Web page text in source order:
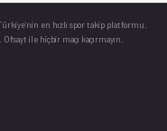
en hızlı spor takip platformu.
ile hiçbir maçı kaçırmayın.